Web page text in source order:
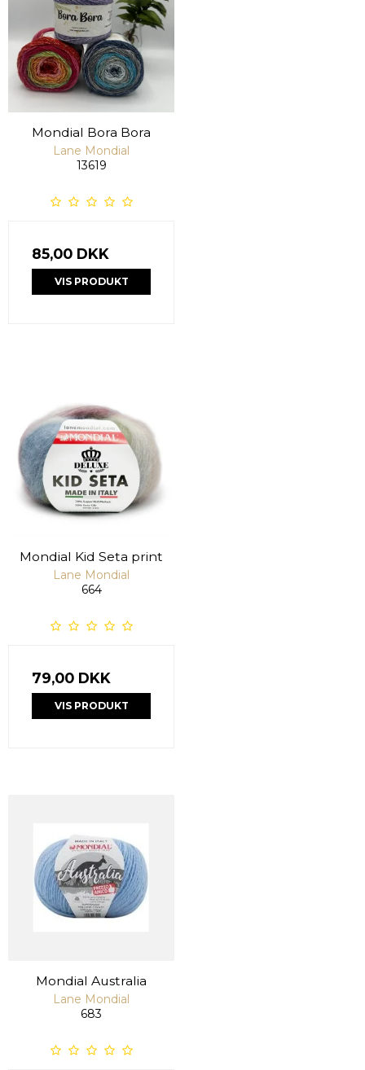
Mondial Bora Bora
Lane Mondial
13619
85,00 DKK
VIS PRODUKT
Mondial Kid Seta print
Lane Mondial
664
79,00 DKK
VIS PRODUKT
Mondial Australia
Lane Mondial
683